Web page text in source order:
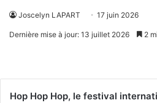
Joscelyn LAPART 17 juin 2026
Dernière mise à jour: 13 juillet 2026 2
Hop Hop Hop, le festival